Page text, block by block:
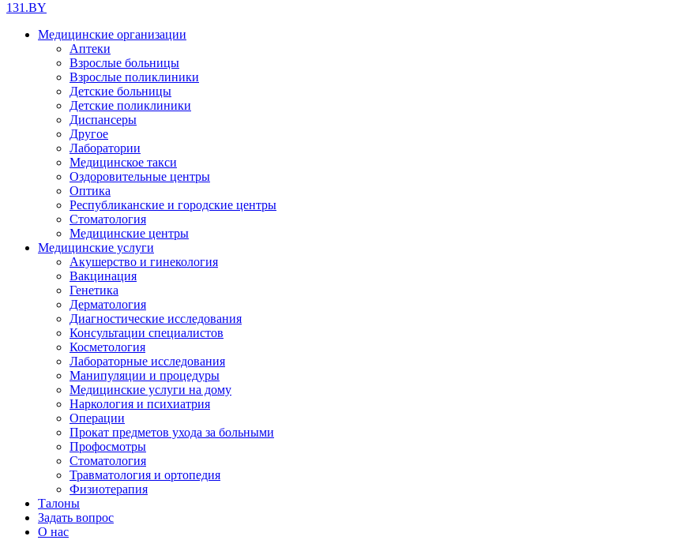
131.BY
Медицинские организации
Аптеки
Взрослые больницы
Взрослые поликлиники
Детские больницы
Детские поликлиники
Диспансеры
Другое
Лаборатории
Медицинское такси
Оздоровительные центры
Оптика
Республиканские и городские центры
Стоматология
Медицинские центры
Медицинские услуги
Акушерство и гинекология
Вакцинация
Генетика
Дерматология
Диагностические исследования
Консультации специалистов
Косметология
Лабораторные исследования
Манипуляции и процедуры
Медицинские услуги на дому
Наркология и психиатрия
Операции
Прокат предметов ухода за больными
Профосмотры
Стоматология
Травматология и ортопедия
Физиотерапия
Талоны
Задать вопрос
О нас